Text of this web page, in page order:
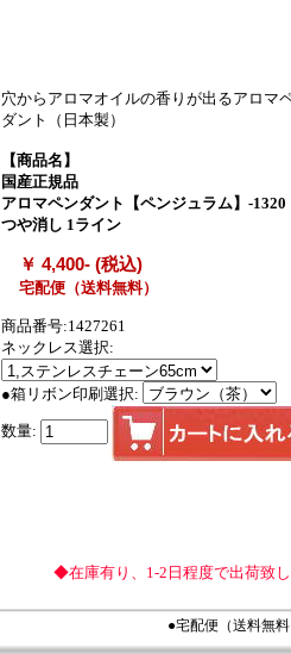
穴からアロマオイルの香りが出るアロマ
ダント（日本製）
【商品名】
国産正規品
アロマペンダント【ペンジュラム】-1320
つや消し 1ライン
￥ 4,400- (税込)
宅配便（送料無料）
商品番号:1427261
ネックレス選択:
●箱リボン印刷選択:
数量:
◆在庫有り、1-2日程度で出荷致し
●宅配便（送料無